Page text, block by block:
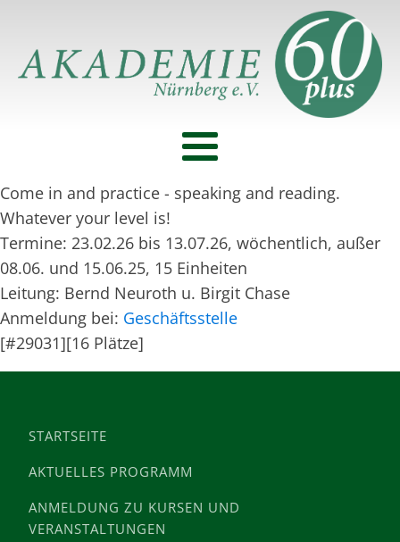
Come in and practice - speaking and reading.
Whatever your level is!
Termine: 23.02.26 bis 13.07.26, wöchentlich, außer
08.06. und 15.06.25, 15 Einheiten
Leitung: Bernd Neuroth u. Birgit Chase
Anmeldung bei: Geschäftsstelle
[#29031][16 Plätze]
STARTSEITE
AKTUELLES PROGRAMM
ANMELDUNG ZU KURSEN UND
VERANSTALTUNGEN